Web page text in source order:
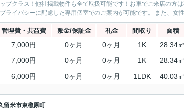
プクラス！他社掲載物件も全て取扱可能です！お車でご来店の方
ライバシーに配慮した専用個室でのご案内が可能です。 また、女
管理費・共益費 敷金/保証金 礼金 間取り 面積
7,000円 0ヶ月 0ヶ月 1K 28.34㎡
7,000円 0ヶ月 0ヶ月 1K 28.34㎡
6,000円 0ヶ月 0ヶ月 1LDK 40.03㎡
留米市東櫛原町